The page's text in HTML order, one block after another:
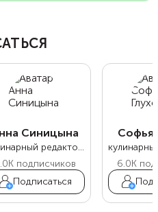
Синицына
кулинарный редактор Food.ru
подписчиков
Подписаться
Софья
6.0K